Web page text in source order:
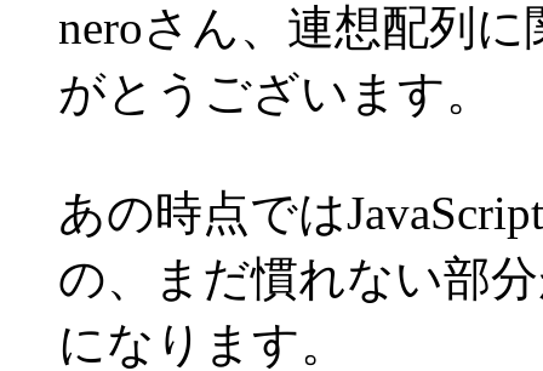
neroさん、連想配列
がとうございます。
あの時点では
の、まだ慣れない部
になります。